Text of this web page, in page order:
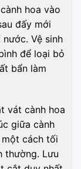
hoa vào
đấy mới
Vệ sinh
để loại bỏ
bẩn làm
vát cành hoa
giữa cành
cách tối
thường. Lưu